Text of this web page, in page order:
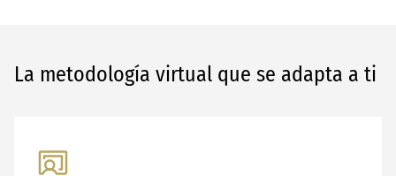
La metodología virtual que se adapta a ti